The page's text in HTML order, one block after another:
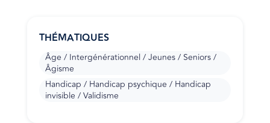
THÉMATIQUES
Âge / Intergénérationnel / Jeunes / Seniors /
Âgisme
Handicap / Handicap psychique / Handicap
invisible / Validisme